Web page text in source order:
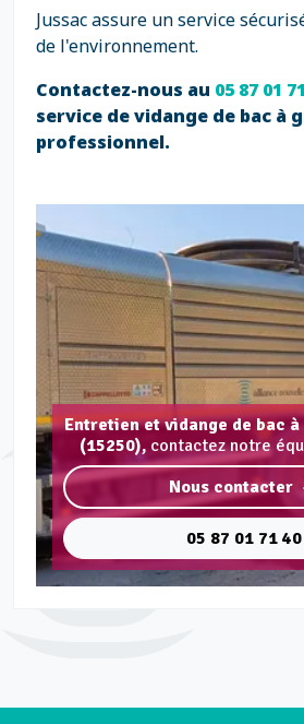
Jussac assure un service
de l'environnement.
Contactez-nous au 05 87 01
service de vidange de bac à
professionnel.
Entretien et vidange de bac
(15250), contactez notre
Nous contacter
05 87 01 71 40